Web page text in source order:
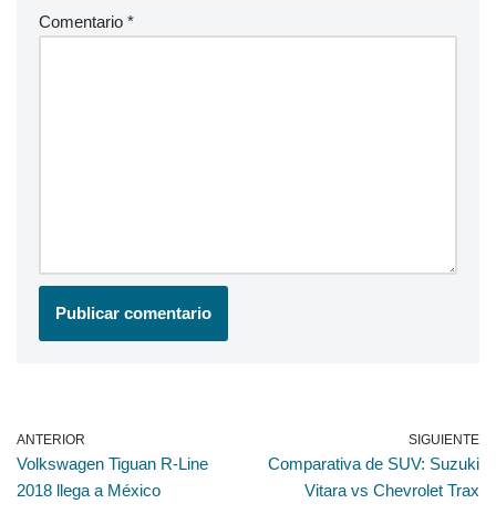
Comentario *
ANTERIOR
Volkswagen Tiguan R-Line
2018 llega a México
SIGUIENTE
Comparativa de SUV: Suzuki
Vitara vs Chevrolet Trax